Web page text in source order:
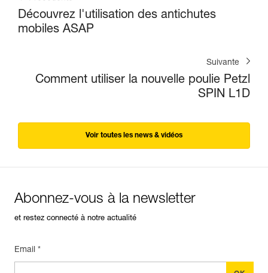
Découvrez l'utilisation des antichutes
mobiles ASAP
Suivante
Comment utiliser la nouvelle poulie Petzl
SPIN L1D
Voir toutes les news & vidéos
Abonnez-vous à la newsletter
et restez connecté à notre actualité
Email *